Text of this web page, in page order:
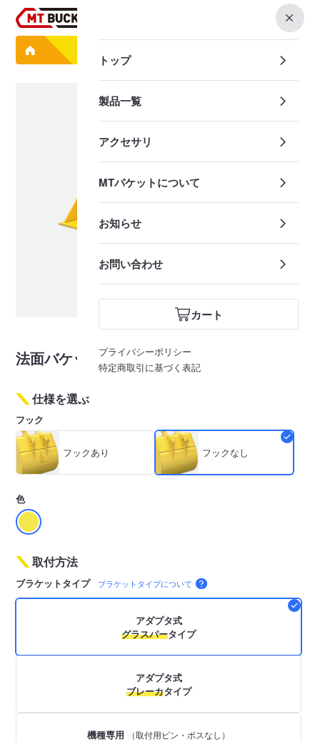
トップ
製品一覧
アクセサリ
MTバケットについて
お知らせ
お問い合わせ
カート
プライバシーポリシー
特定商取引に基づく表記
※画像はイメージです
法面バケット F042
仕様を選ぶ
フック
フックあり フックなし
色
取付方法
ブラケットタイプ ブラケットタイプについて
アダプタ式
グラスパータイプ
アダプタ式
ブレーカタイプ
機種専用 （取付用ピン・ボスなし）